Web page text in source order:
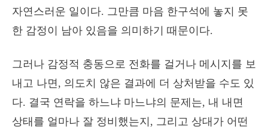
자연스러운 일이다. 그만큼 마음 한구석에 놓지 못
한 감정이 남아 있음을 의미하기 때문이다.
그러나 감정적 충동으로 전화를 걸거나 메시지를 보
내고 나면, 의도치 않은 결과에 더 상처받을 수도 있
다. 결국 연락을 하느냐 마느냐의 문제는, 내 내면
상태를 얼마나 잘 정비했는지, 그리고 상대가 어떤